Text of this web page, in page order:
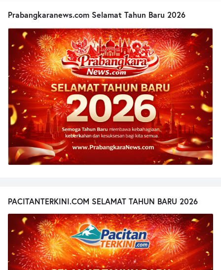
Prabangkaranews.com Selamat Tahun Baru 2026
PACITANTERKINI.COM SELAMAT TAHUN BARU 2026